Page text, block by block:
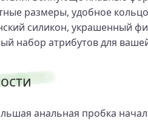
размеры, удобное
силикон, украшенный
набор атрибутов для
анальная пробка